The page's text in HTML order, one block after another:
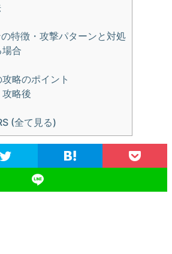
特徴・攻撃パターンと対処
合
略のポイント
略後
(全て見る)